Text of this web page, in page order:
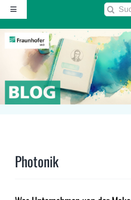
Zum
Inhalt
springen
Toggle
Navigation
Startseite
Über diesen Blog
Kontakt
Fraunhofer IAO ↗
Suche
Photonik